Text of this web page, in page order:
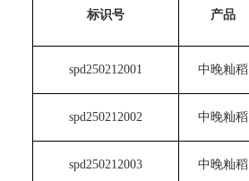
标识号 产品
spd250212001 中晚籼稻
spd250212002 中晚籼稻
spd250212003 中晚籼稻